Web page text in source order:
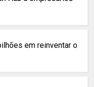
em reinventar o